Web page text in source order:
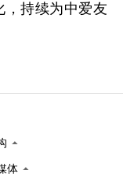
，持续为中爱友
体